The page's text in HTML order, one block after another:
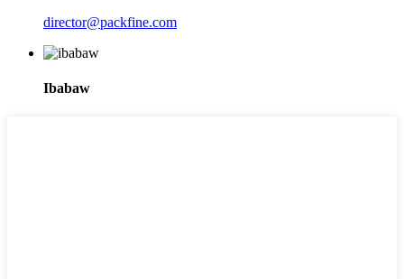
director@packfine.com
Ibabaw